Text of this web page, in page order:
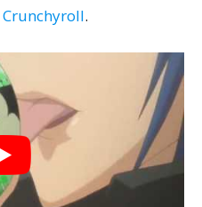
Crunchyroll.